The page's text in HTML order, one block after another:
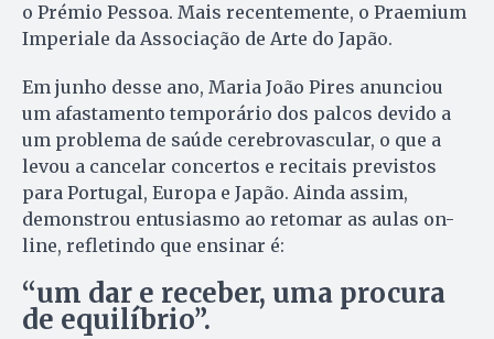
o Prémio Pessoa. Mais recentemente, o Praemium
Imperiale da Associação de Arte do Japão.
Em junho desse ano, Maria João Pires anunciou
um afastamento temporário dos palcos devido a
um problema de saúde cerebrovascular, o que a
levou a cancelar concertos e recitais previstos
para Portugal, Europa e Japão. Ainda assim,
demonstrou entusiasmo ao retomar as aulas on-
line, refletindo que ensinar é:
“um dar e receber, uma procura
de equilíbrio”.